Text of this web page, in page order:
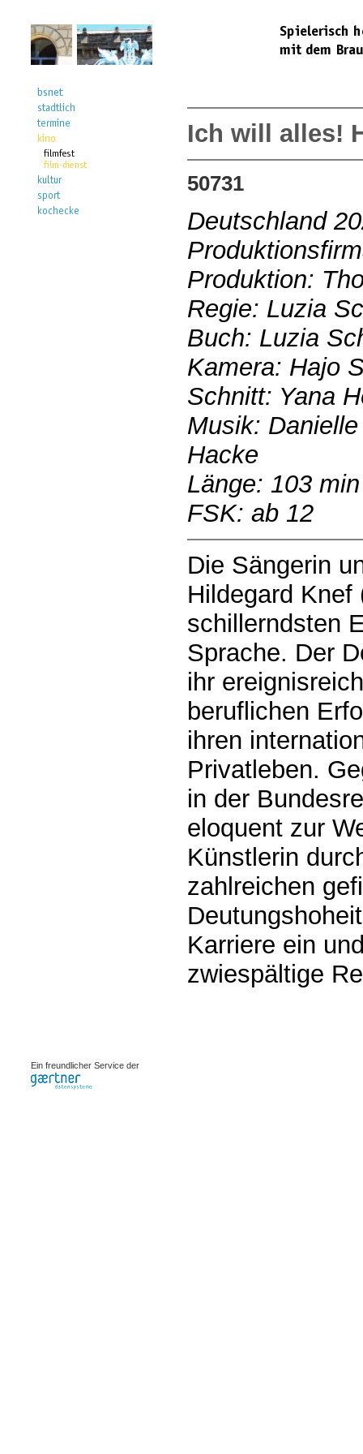
Ich will alles!
50731
Deutschland
Produktion:
Regie: Luzia
Buch: Luzia
Kamera: Hajo
Schnitt: Yana
Musik:
Hacke
Länge: 103 min
FSK: ab 12
Die Sängerin
Hildegard Knef
schillerndsten
Sprache. Der
ihr
beruflichen
ihren
Privatleben.
in der
eloquent zur
Künstlerin
zahlreichen
Karriere ein
zwiespältige
Ein freundlicher Service der